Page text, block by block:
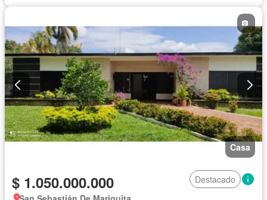
Casa
$ 1.050.000.000
Destacado